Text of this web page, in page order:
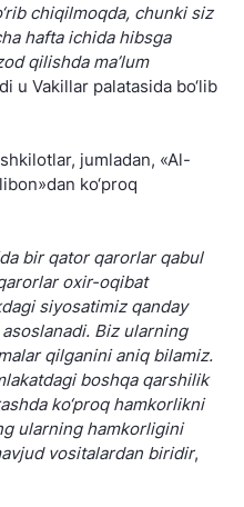
chiqilmoqda, chunki siz
hafta ichida hibsga
qilishda ma’lum
u Vakillar palatasida bo‘lib
jumladan, «Al-
ko‘proq
bir qator qarorlar qabul
oxir-oqibat
siyosatimiz qanday
Biz ularning
qilganini aniq bilamiz.
boshqa qarshilik
ko‘proq hamkorlikni
ularning hamkorligini
vositalardan biridir,